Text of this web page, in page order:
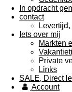
In opdracht
contact
Iets over mij
Markten
Private
Links
SALE, Direct
Account